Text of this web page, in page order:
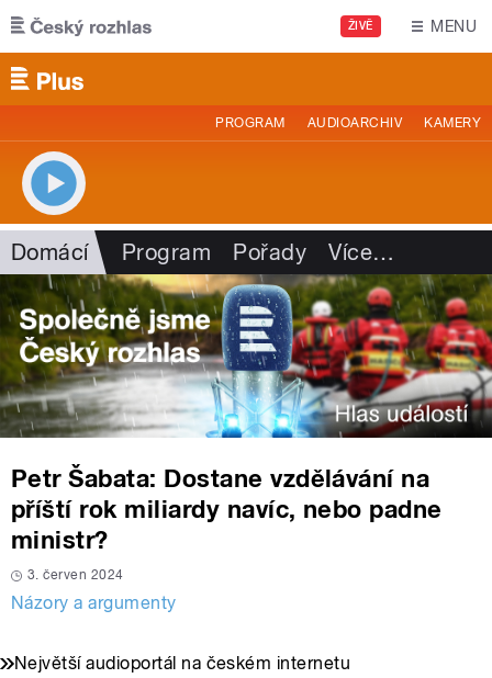
Přejít k hlavnímu obsahu
ŽIVĚ MENU
PROGRAM AUDIOARCHIV KAMERY
Domácí Program Pořady Více…
Petr Šabata: Dostane vzdělávání na
příští rok miliardy navíc, nebo padne
ministr?
3. červen 2024
Názory a argumenty
Největší audioportál na českém internetu